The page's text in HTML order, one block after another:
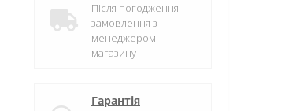
Після погодження
замовлення з
менеджером
магазину
Гарантія